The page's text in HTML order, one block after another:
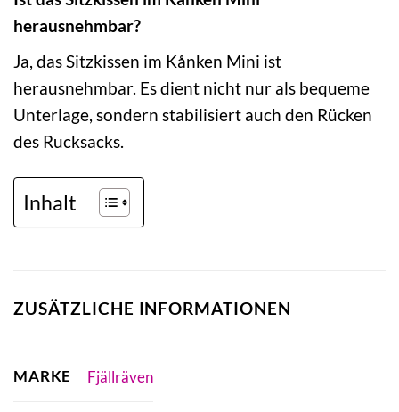
herausnehmbar?
Ja, das Sitzkissen im Kånken Mini ist
herausnehmbar. Es dient nicht nur als bequeme
Unterlage, sondern stabilisiert auch den Rücken
des Rucksacks.
Inhalt
ZUSÄTZLICHE INFORMATIONEN
MARKE Fjällräven